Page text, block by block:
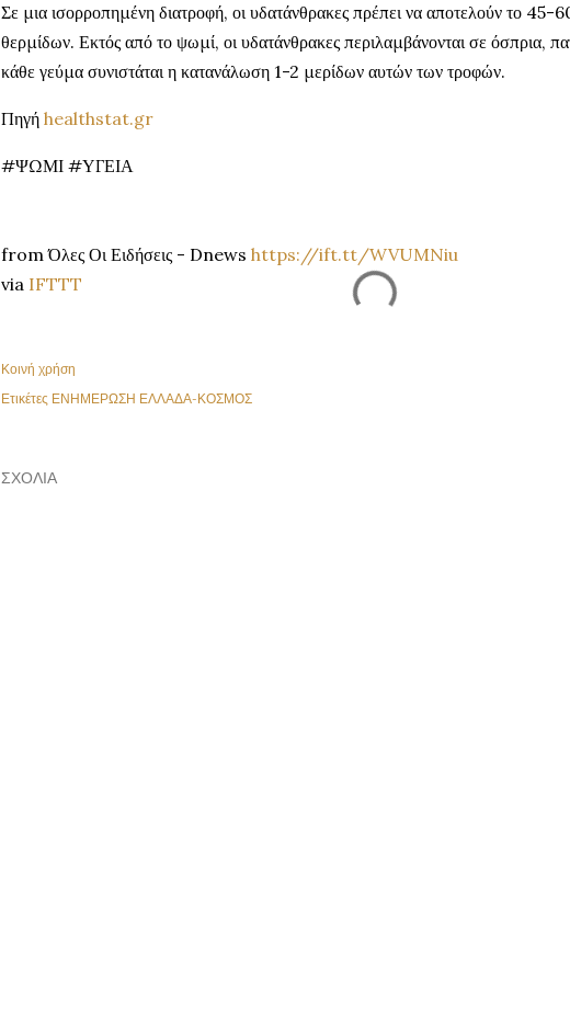
Σε μια ισορροπημένη διατροφή, οι υδατάνθρακες πρέπει να αποτελούν το
θερμίδων. Εκτός από το ψωμί, οι υδατάνθρακες περιλαμβάνονται σε όσπρια,
κάθε γεύμα συνιστάται η κατανάλωση 1-2 μερίδων αυτών των τροφών.
Πηγή healthstat.gr
#ΨΩΜΙ #ΥΓΕΙΑ
from Όλες Οι Ειδήσεις - Dnews https://ift.tt/WVUMNiu
via IFTTT
Κοινή χρήση
Ετικέτες ΕΝΗΜΕΡΩΣΗ ΕΛΛΑΔΑ-ΚΟΣΜΟΣ
ΣΧΌΛΙΑ